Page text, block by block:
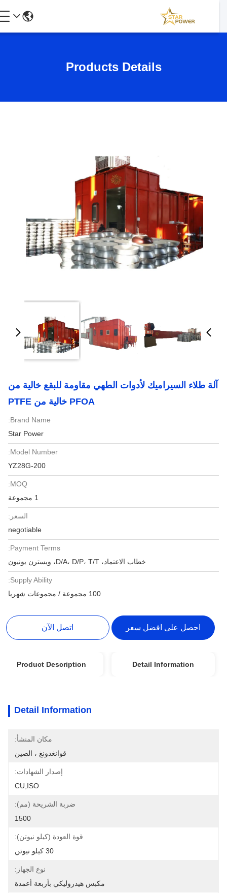
Products Details
آلة طلاء السيراميك لأدوات الطهي مقاومة للبقع خالية من
PFOA خالية من PTFE
Brand Name:
Star Power
Model Number:
YZ28G-200
MOQ:
السعر:
negotiable
Payment Terms:
خطاب الاعتماد، D/A، D/P، T/T، ويسترن يونيون
Supply Ability:
100 مجموعة / مجموعات شهريا
احصل على افضل سعر اتصل الآن
Detail Information
Product Description
Detail Information
مكان المنشأ:
قوانغدونغ ، الصين
إصدار الشهادات:
CU,ISO
ضربة الشريحة (مم):
1500
قوة العودة (كيلو نيوتن):
30 كيلو نيوتن
نوع الجهاز:
مكبس هيدروليكي بأربعة أعمدة